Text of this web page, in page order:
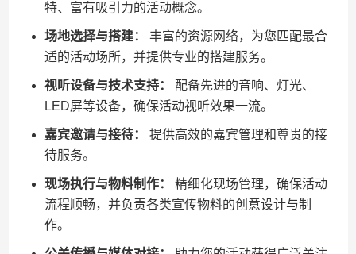
特、富有吸引力的活动概念。
场地选择与搭建：
丰富的资源网络，为您匹配最合
适的活动场所，并提供专业的搭建服务。
视听设备与技术支持：
配备先进的音响、灯光、
LED屏等设备，确保活动视听效果一流。
嘉宾邀请与接待：
提供高效的嘉宾管理和尊贵的接
待服务。
现场执行与物料制作：
精细化现场管理，确保活动
流程顺畅，并负责各类宣传物料的创意设计与制
作。